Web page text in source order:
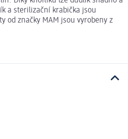
a sterilizační krabička jsou
od značky MAM jsou vyrobeny z